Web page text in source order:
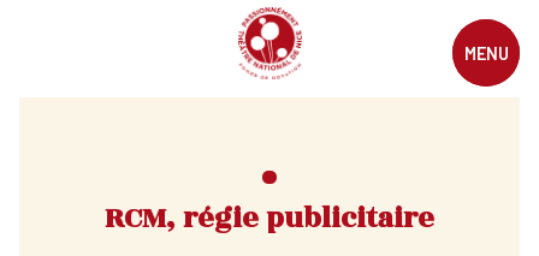
MENU
RCM, régie publicitaire